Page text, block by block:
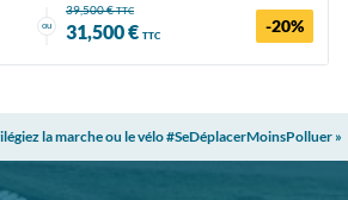
ou
39,500 €TTC
31,500 € TTC -20%
la marche ou le vélo #SeDéplacerMoinsPolluer »